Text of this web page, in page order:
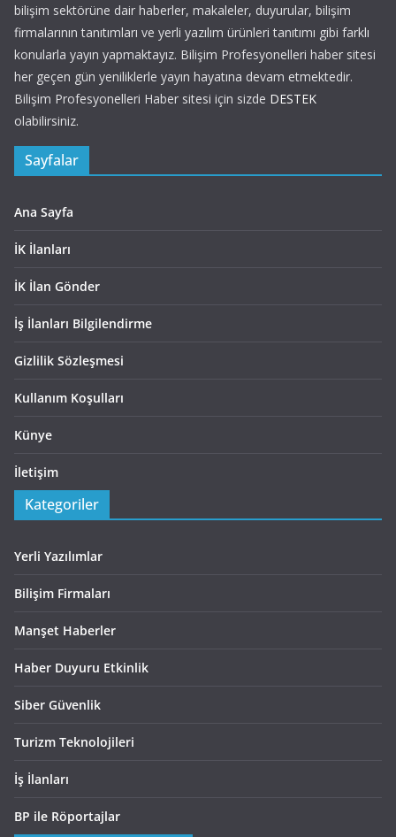
bilişim sektörüne dair haberler, makaleler, duyurular, bilişim
firmalarının tanıtımları ve yerli yazılım ürünleri tanıtımı gibi farklı
konularla yayın yapmaktayız. Bilişim Profesyonelleri haber sitesi
her geçen gün yeniliklerle yayın hayatına devam etmektedir.
Bilişim Profesyonelleri Haber sitesi için sizde DESTEK
olabilirsiniz.
Sayfalar
Ana Sayfa
İK İlanları
İK İlan Gönder
İş İlanları Bilgilendirme
Gizlilik Sözleşmesi
Kullanım Koşulları
Künye
İletişim
Kategoriler
Yerli Yazılımlar
Bilişim Firmaları
Manşet Haberler
Haber Duyuru Etkinlik
Siber Güvenlik
Turizm Teknolojileri
İş İlanları
BP ile Röportajlar